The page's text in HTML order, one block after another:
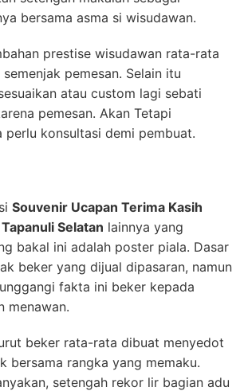
bersama asma si wisudawan.
prestise wisudawan rata-rata
pemesan. Selain itu
atau custom lagi sebati
pemesan. Akan Tetapi
perlu konsultasi demi pembuat.
Souvenir Ucapan Terima Kasih
Selatan lainnya yang
bakal ini adalah poster piala. Dasar
beker yang dijual dipasaran, namun
fakta ini beker kepada
menawan.
beker rata-rata dibuat menyedot
bersama rangka yang memaku.
setengah rekor lir bagian adu